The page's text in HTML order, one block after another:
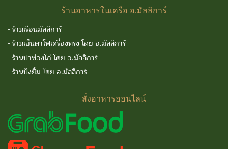
ร้านอาหารในเครือ อ.มัลลิการ์
-ร้านเรือนมัลลิการ์
-ร้านเย็นตาโฟเครื่องทรง โดย อ.มัลลิการ์
-ร้านปาท่องโก๋ โดย อ.มัลลิการ์
-ร้านปังยิ้ม โดย อ.มัลลิการ์
สั่งอาหารออนไลน์